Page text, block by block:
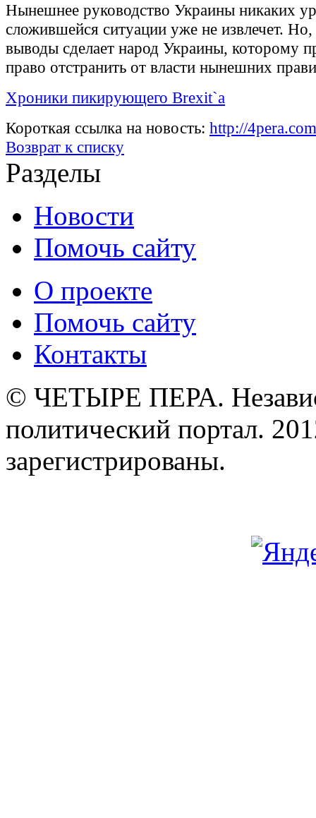
Нынешнее руководство Украины никаких
сложившейся ситуации уже не извлечет.
выводы сделает народ Украины, которому
право отстранить от власти нынешних
Хроники пикирующего Brexit`a
Короткая ссылка на новость: http://
Возврат к списку
Разделы
Новости
Помочь сайту
О проекте
Помочь сайту
Контакты
© ЧЕТЫРЕ ПЕРА.
политический портал.
зарегистрированы.